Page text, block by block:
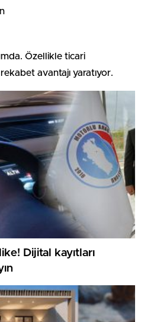
Özellikle ticari
avantajı yaratıyor.
Dijital kayıtları